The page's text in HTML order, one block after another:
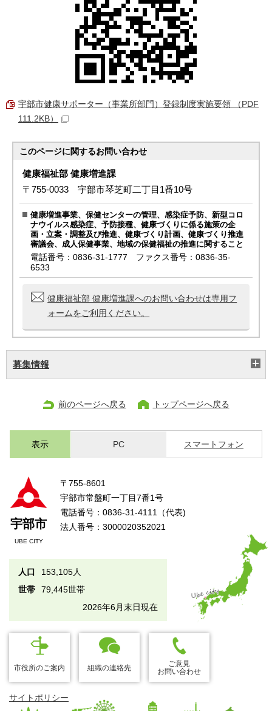
宇部市健康サポーター（事業所部門）登録制度実施要領 （PDF
111.2KB）
このページに関するお問い合わせ
健康福祉部 健康増進課
〒755-0033 宇部市琴芝町二丁目1番10号
健康増進事業、保健センターの管理、感染症予防、新型コロ
ナウイルス感染症、予防接種、健康づくりに係る施策の企
画・立案・調整及び推進、健康づくり計画、健康づくり推進
審議会、成人保健事業、地域の保健福祉の推進に関すること
電話番号：0836-31-1777 ファクス番号：0836-35-
6533
健康福祉部 健康増進課へのお問い合わせは専用フ
ォームをご利用ください。
募集情報
前のページへ戻る トップページへ戻る
表示 PC スマートフォン
宇部市
UBE CITY
〒755-8601
宇部市常盤町一丁目7番1号
電話番号：0836-31-4111（代表)
法人番号：3000020352021
人口
153,105人
世帯
79,445世帯
2026年6月末日現在
市役所のご案内 組織の連絡先
ご意見
お問い合わせ
サイトポリシー